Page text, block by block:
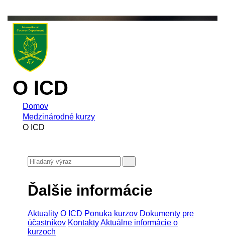
O ICD
Domov
Medzinárodné kurzy
O ICD
Ďalšie informácie
Aktuality O ICD Ponuka kurzov Dokumenty pre
účastníkov KontaktyAktuálne informácie o
kurzoch